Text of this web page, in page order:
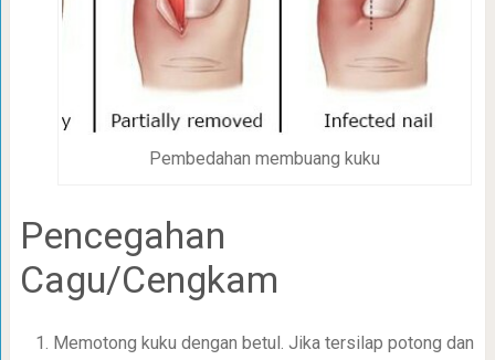
Pembedahan membuang kuku
Pencegahan
Cagu/Cengkam
Memotong kuku dengan betul. Jika tersilap potong dan